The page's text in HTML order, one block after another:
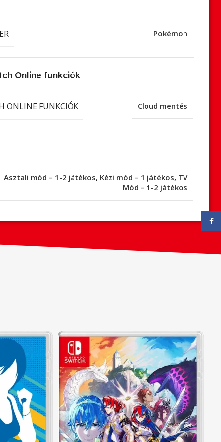
Pokémon
Online funkciók
ONLINE FUNKCIÓK Cloud mentés
Asztali mód – 1-2 játékos, Kézi mód – 1 játékos, TV
Mód – 1-2 játékos